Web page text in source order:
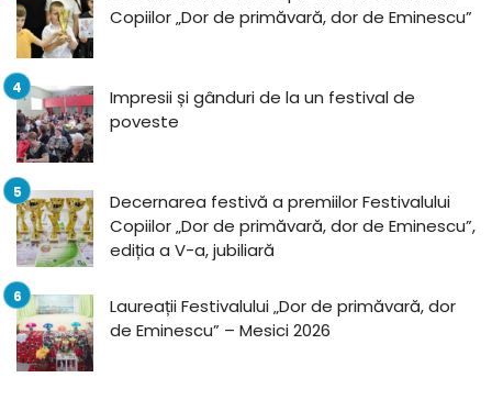
Copiilor „Dor de primăvară, dor de Eminescu”
Impresii și gânduri de la un festival de
poveste
Decernarea festivă a premiilor Festivalului
Copiilor „Dor de primăvară, dor de Eminescu”,
ediția a V-a, jubiliară
Laureații Festivalului „Dor de primăvară, dor
de Eminescu” – Mesici 2026